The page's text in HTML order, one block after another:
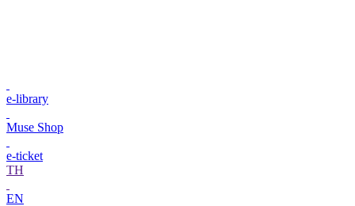
e-library
Muse Shop
e-ticket
TH
EN